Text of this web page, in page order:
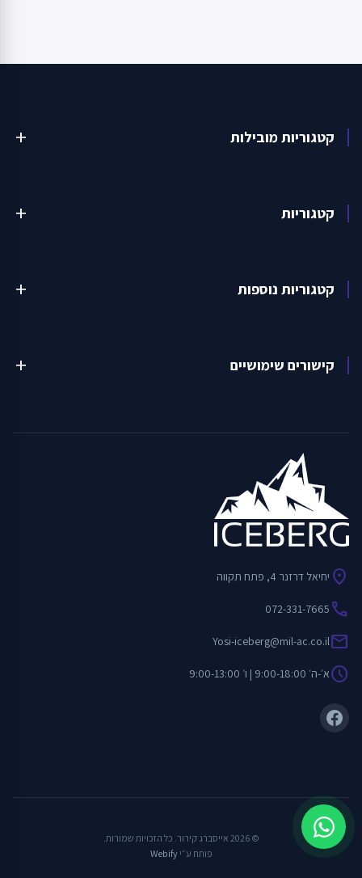
קטגוריות מובילות add
קטגוריות add
קטגוריות נוספות add
קישורים שימושיים add
location_on יחיאל דרזנר 4, פתח תקווה
call
072-331-7665
mail
Yosi-iceberg@mil-ac.co.il
scheduleא׳-ה׳ 9:00-18:00 | ו׳ 9:00-13:00
© 2026 אייסברג קירור. כל הזכויות שמורות.
פותח ע״יWebify